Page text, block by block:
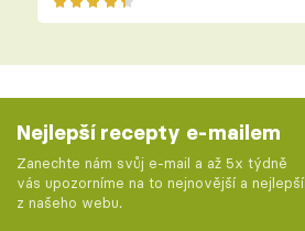
Nejlepší recepty e-mailem
Zanechte nám svůj e-mail a až 5x týdně
vás upozorníme na to nejnovější a nejlepší
z našeho webu.